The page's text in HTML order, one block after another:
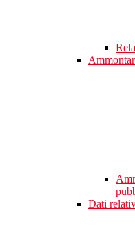
Dati